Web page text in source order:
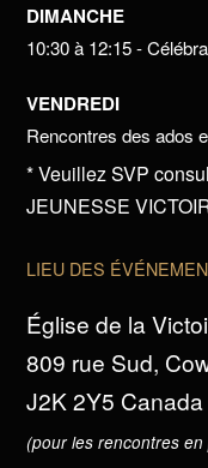
DIMANCHE
10:30 à 12:15 -
VENDREDI
Rencontres des ados
* Veuillez SVP
JEUNESSE
LIEU DES
Église de la
809 rue Sud,
J2K 2Y5 Canada
(pour les rencontres en